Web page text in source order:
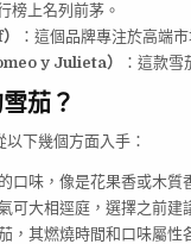
榜上名列前茅。
：這個品牌專注於高端
y Julieta）
：這款
茄？
下幾個方面入手：
口味，像是花果香或木質
可大相逕庭，選擇之前建
，其燃燒時間和口味屬性